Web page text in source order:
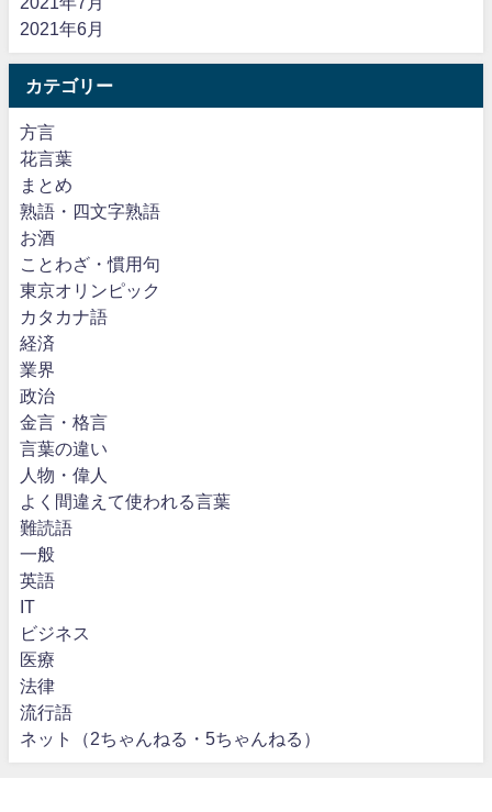
2021年6月
カテゴリー
方言
花言葉
まとめ
熟語・四文字熟語
お酒
ことわざ・慣用句
東京オリンピック
カタカナ語
経済
業界
政治
金言・格言
言葉の違い
人物・偉人
よく間違えて使われる言葉
難読語
一般
英語
IT
ビジネス
医療
法律
流行語
ネット（2ちゃんねる・5ちゃんねる）